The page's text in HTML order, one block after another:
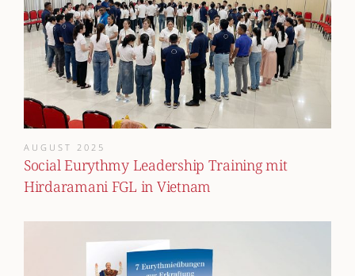
AUGUST 2025
Social Eurythmy Leadership Training mit
Hirdaramani FGL in Vietnam